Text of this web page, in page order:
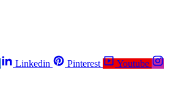
Linkedin Pinterest
Youtube